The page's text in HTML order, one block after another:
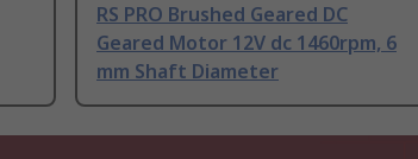
RS PRO Brushed Geared DC
Geared Motor 12V dc 1460rpm, 6
mm Shaft Diameter